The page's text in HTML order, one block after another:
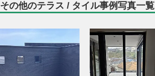
その他のテラス / タイル事例写真一覧